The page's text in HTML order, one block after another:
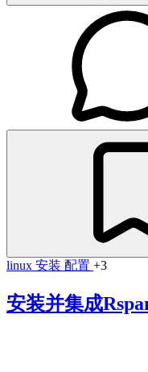
linux 安装 配置 +3
安装并集成